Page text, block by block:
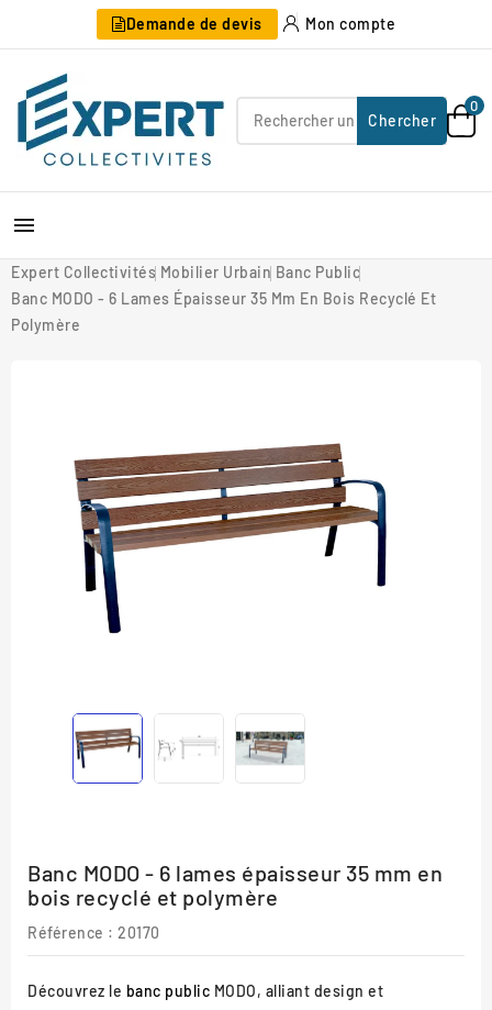
Demande de devis Mon compte
Chercher
0

Expert Collectivités Mobilier Urbain Banc Public
Banc MODO - 6 Lames Épaisseur 35 Mm En Bois Recyclé Et
Polymère
Banc MODO - 6 lames épaisseur 35 mm en
bois recyclé et polymère
Référence : 20170
Découvrez le banc public MODO, alliant design et